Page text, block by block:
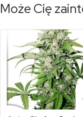
Może Cię